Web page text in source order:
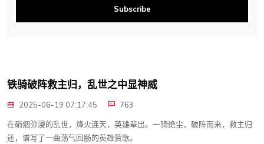
Subscribe
铁骑破阵救主归，乱世之中显神威
2025-06-19 07:17:45
763
在硝烟弥漫的乱世，烽火连天，英雄辈出。一骑绝尘，破阵而来，救主归
还，谱写了一曲荡气回肠的英雄赞歌。